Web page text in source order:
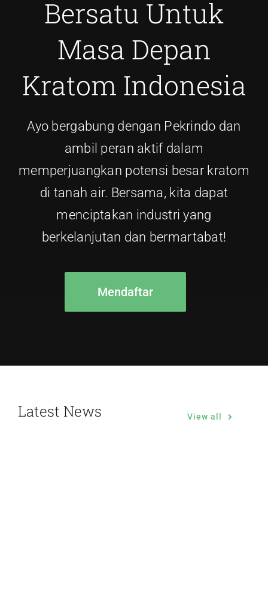
Bersatu Untuk
Masa Depan
Kratom Indonesia
Ayo bergabung dengan Pekrindo dan
ambil peran aktif dalam
memperjuangkan potensi besar kratom
di tanah air. Bersama, kita dapat
menciptakan industri yang
berkelanjutan dan bermartabat!
Mendaftar
Latest News View all